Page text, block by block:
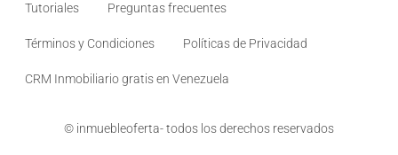
Tutoriales Preguntas frecuentes
Términos y Condiciones Políticas de Privacidad
CRM Inmobiliario gratis en Venezuela
© inmuebleoferta- todos los derechos reservados